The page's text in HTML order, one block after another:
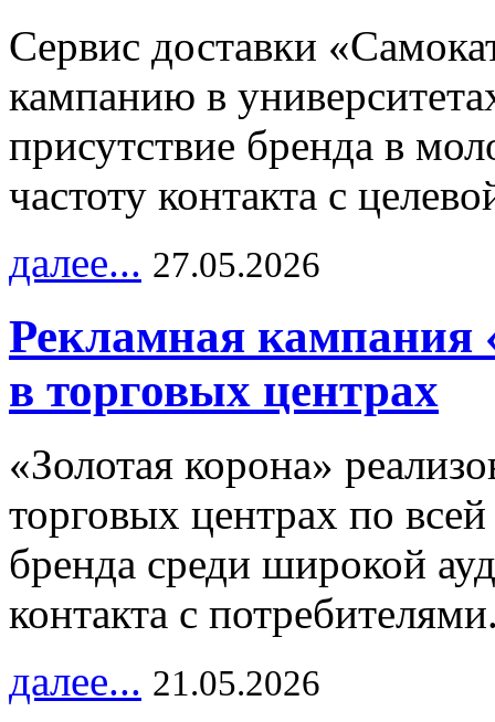
Сервис доставки
кампанию в
присутствие бренда в
частоту контакта с
далее... 27.05.2026
Рекламная кампания
в торговых центрах
«Золотая корона»
торговых центрах по
бренда среди широкой
контакта с
далее... 21.05.2026